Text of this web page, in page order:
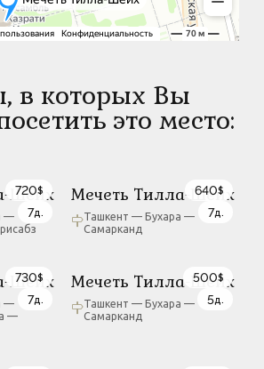
в которых Вы
это место:
Шейх
—
720$
7д.
Мечеть Тилла-Шейх
Ташкент — Бухара —
Самарканд
640$
7д.
Шейх
—
—
730$
7д.
Мечеть Тилла-Шейх
Ташкент — Бухара —
Самарканд
500$
5д.